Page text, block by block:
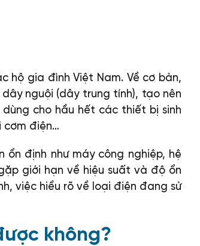
hộ gia đình Việt Nam. Về cơ bản,
nguội (dây trung tính), tạo nên
cho hầu hết các thiết bị sinh
cơm điện…
ổn định như máy công nghiệp, hệ
giới hạn về hiệu suất và độ ổn
việc hiểu rõ về loại điện đang sử
không?